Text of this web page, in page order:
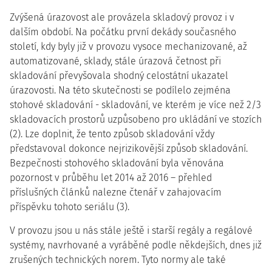
Zvýšená úrazovost ale provázela skladový provoz i v
dalším období. Na počátku první dekády současného
století, kdy byly již v provozu vysoce mechanizované, až
automatizované, sklady, stále úrazová četnost při
skladování převyšovala shodný celostátní ukazatel
úrazovosti. Na této skutečnosti se podílelo zejména
stohové skladování - skladování, ve kterém je více než 2/3
skladovacích prostorů uzpůsobeno pro ukládání ve stozích
(2). Lze doplnit, že tento způsob skladování vždy
představoval dokonce nejrizikovější způsob skladování.
Bezpečnosti stohového skladování byla věnována
pozornost v průběhu let 2014 až 2016 – přehled
příslušných článků nalezne čtenář v zahajovacím
příspěvku tohoto seriálu (3).
V provozu jsou u nás stále ještě i starší regály a regálové
systémy, navrhované a vyráběné podle někdejších, dnes již
zrušených technických norem. Tyto normy ale také